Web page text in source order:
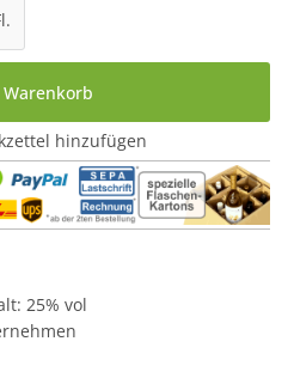
den gewünschten
hinzufügen
25% vol